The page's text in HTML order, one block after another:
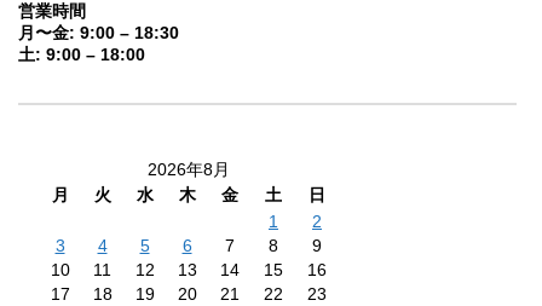
営業時間
月〜金: 9:00 – 18:30
土: 9:00 – 18:00
2026年8月
月
火 水 木 金 土
日
1
2
3
4 5 6 7 8
9
10
11 12 13 14 15
16
17
18 19 20 21 22
23